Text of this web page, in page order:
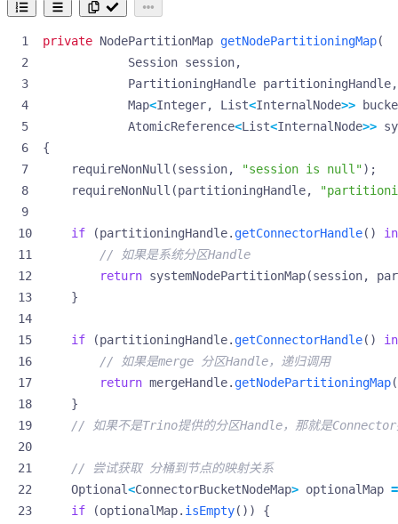
private NodePartitionMap getNodePartitioningMap(
Session session,
PartitioningHandle partitioningHandle,
Map<Integer, List<InternalNode>>
AtomicReference<List<InternalNode>>
{
requireNonNull (session, "session is null");
requireNonNull (partitioningHandle,
if (partitioningHandle. getConnectorHandle()
// 如果是系统分区Handle
return systemNodePartitionMap(session,
}
if (partitioningHandle. getConnectorHandle()
// 如果是merge 分区Handle，递归调用
return mergeHandle. getNodePartitioningMap(
}
// 如果不是Trino提供的分区Handle，那就是Connector
// 尝试获取 分桶到节点的映射关系
Optional<ConnectorBucketNodeMap> optionalMap =
if
(optionalMap. isEmpty())
{